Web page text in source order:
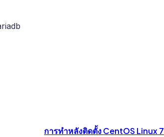
การทำหลังติดตั้ง CentOS Linux 7